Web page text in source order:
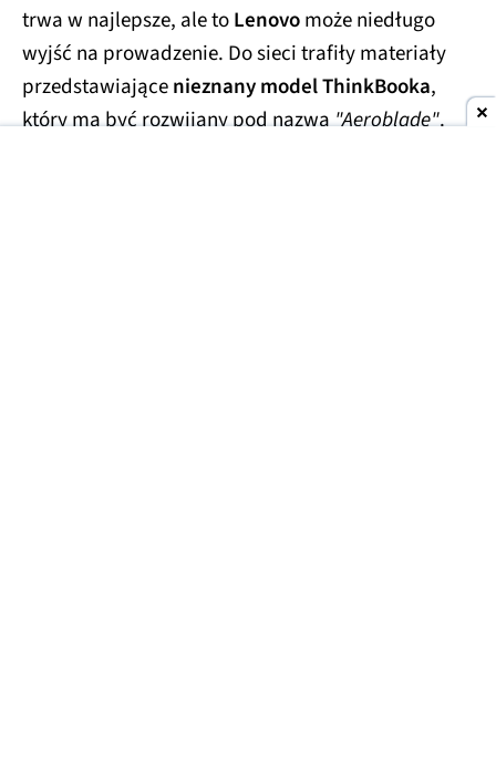
trwa w najlepsze, ale toLenovomoże niedługo
wyjść na prowadzenie. Do sieci trafiły materiały
przedstawiającenieznany model ThinkBooka,
który ma być rozwijany pod nazwą "Aeroblade".